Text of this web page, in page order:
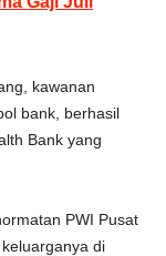
kawanan
bank, berhasil
Bank yang
PWI Pusat
di